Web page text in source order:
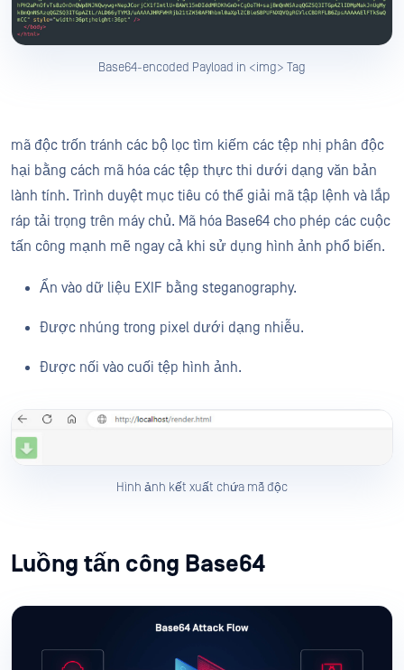
Base64-encoded Payload in <img> Tag
mã độc trốn tránh các bộ lọc tìm kiếm các tệp nhị phân độc
hại bằng cách mã hóa các tệp thực thi dưới dạng văn bản
lành tính. Trình duyệt mục tiêu có thể giải mã tập lệnh và lắp
ráp tải trọng trên máy chủ. Mã hóa Base64 cho phép các cuộc
tấn công mạnh mẽ ngay cả khi sử dụng hình ảnh phổ biến.
Ẩn vào dữ liệu EXIF bằng steganography.
Được nhúng trong pixel dưới dạng nhiễu.
Được nối vào cuối tệp hình ảnh.
Hình ảnh kết xuất chứa mã độc
Luồng tấn công Base64